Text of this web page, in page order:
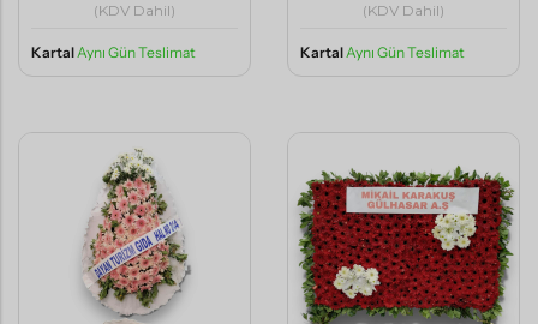
(KDV Dahil)
KartalAynı Gün Teslimat
(KDV Dahil)
KartalAynı Gün Teslimat